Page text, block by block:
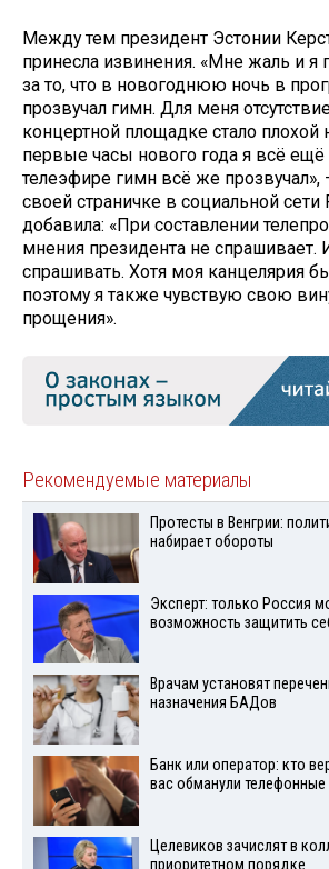
Между тем президент Эстонии
принесла извинения. «Мне жаль и я
за то, что в новогоднюю ночь в
прозвучал гимн. Для меня
концертной площадке стало плохой
первые часы нового года я всё ещё
телеэфире гимн всё же прозвучал»,
своей страничке в социальной сети
добавила: «При составлении
мнения президента не спрашивает.
спрашивать. Хотя моя канцелярия
поэтому я также чувствую свою
прощения».
Рекомендуемые материалы
Протесты в Венгрии:
набирает обороты
Эксперт: только Россия
возможность защитить
Врачам установят
назначения БАДов
Банк или оператор: кто
вас обманули
Целевиков зачислят в
приоритетном порядке